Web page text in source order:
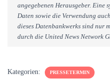
angegebenen Herausgeber. Eine
Daten sowie die Verwendung
dieses Datenbankwerks sind nur
durch die United News Network
Kategorien: PRESSETERMIN